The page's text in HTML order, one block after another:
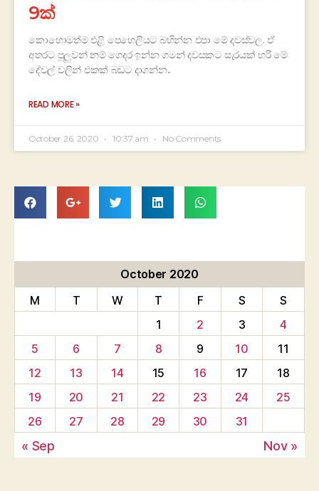
9ක්
කොහොමත්ම එළි පෙහෙලියට බහින්න එපා මේ දවස්වල. ඒ
අතරට පුලුවන් නම් ගෙදර ඉන්න ගමන් දවසකට සැරයක් හරි මේ
දේවල් වලින් එකක් බඩට දාගන්න..
READ MORE »
October 26, 2020 10:37 am No Comments
October 2020
M
T W T F S
S
1
2 3
4
5
6 7 8 9 10
11
12
13 14 15 16 17
18
19
20 21 22 23 24
25
26
27 28 29 30 31
« Sep Nov »